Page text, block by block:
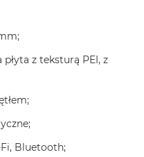
z teksturą PEI, z
Bluetooth;